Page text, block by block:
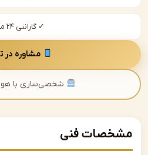
مشاوره در تلگرام
شخصی‌سازی با هوش
فنی